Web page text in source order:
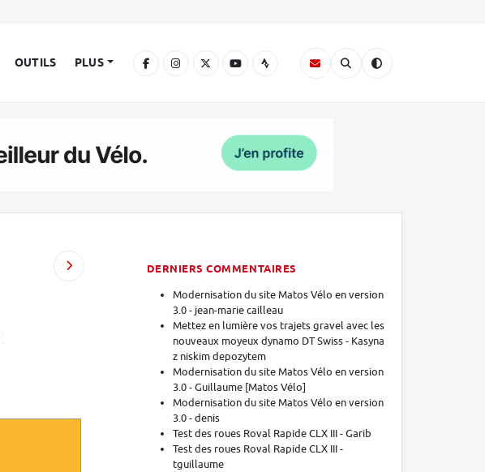
OUTILS PLUS
DERNIERS COMMENTAIRES
Modernisation du site Matos Vélo en version
3.0 - jean-marie cailleau
Mettez en lumière vos trajets gravel avec les
nouveaux moyeux dynamo DT Swiss - Kasyna
z niskim depozytem
Modernisation du site Matos Vélo en version
3.0 - Guillaume [Matos Vélo]
Modernisation du site Matos Vélo en version
3.0 - denis
Test des roues Roval Rapide CLX III - Garib
Test des roues Roval Rapide CLX III -
tguillaume